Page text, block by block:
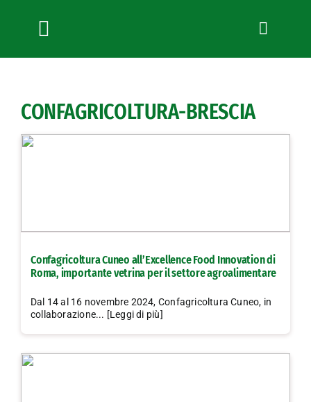
Toggle
Navigation
News
Bandi
Lavora con noi
CONFAGRICOLTURA-BRESCIA
Confagricoltura Cuneo all’Excellence Food Innovation di
Roma, importante vetrina per il settore agroalimentare
Dal 14 al 16 novembre 2024, Confagricoltura Cuneo, in
collaborazione... [Leggi di più]